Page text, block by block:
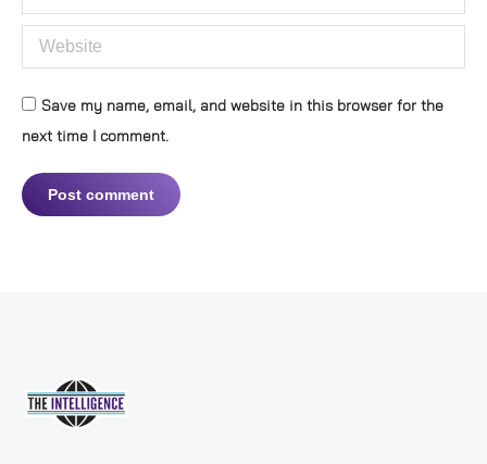
Website
Save my name, email, and website in this browser for the
next time I comment.
Post comment